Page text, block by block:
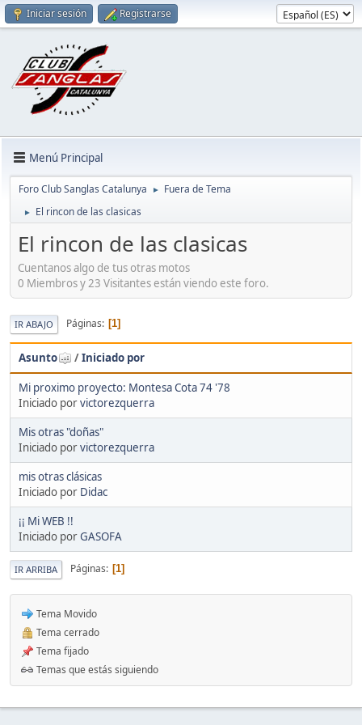
Iniciar sesión Registrarse
Menú Principal
Foro Club Sanglas Catalunya ► Fuera de Tema
► El rincon de las clasicas
El rincon de las clasicas
Cuentanos algo de tus otras motos
0 Miembros y 23 Visitantes están viendo este foro.
IR ABAJO Páginas 1
Asunto /Iniciado por
Mi proximo proyecto: Montesa Cota 74 '78
Iniciado porvictorezquerra
Mis otras "doñas"
Iniciado porvictorezquerra
mis otras clásicas
Iniciado por Didac
¡¡ Mi WEB !!
Iniciado porGASOFA
IR ARRIBA Páginas 1
Tema Movido
Tema cerrado
Tema fijado
Temas que estás siguiendo